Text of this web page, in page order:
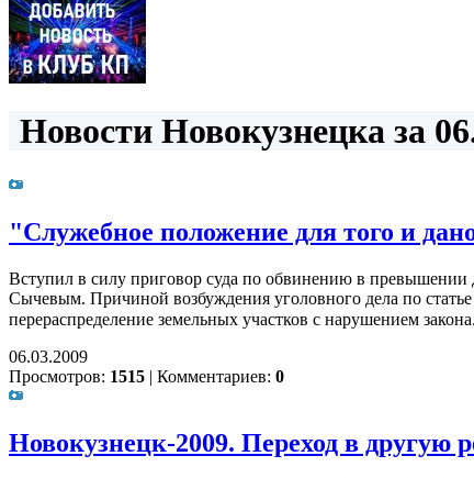
Новости Новокузнецка за
"Служебное положение для того и
Вступил в силу приговор суда по обвинению в превышении
Сычевым. Причиной возбуждения уголовного дела по
перераспределение земельных участков с нарушением закона.
06.03.2009
Просмотров: 1515 | Комментариев: 0
Новокузнецк-2009. Переход в другую